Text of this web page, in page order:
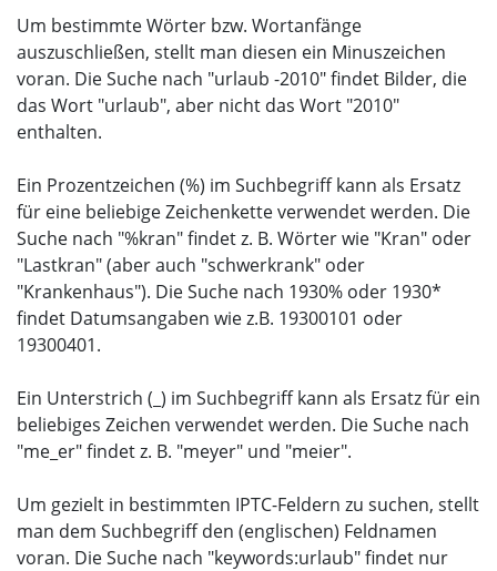
Um bestimmte Wörter bzw. Wortanfänge
auszuschließen, stellt man diesen ein Minuszeichen
voran. Die Suche nach "urlaub -2010" findet Bilder, die
das Wort "urlaub", aber nicht das Wort "2010"
enthalten.
Ein Prozentzeichen (%) im Suchbegriff kann als Ersatz
für eine beliebige Zeichenkette verwendet werden. Die
Suche nach "%kran" findet z. B. Wörter wie "Kran" oder
"Lastkran" (aber auch "schwerkrank" oder
"Krankenhaus"). Die Suche nach 1930% oder 1930*
findet Datumsangaben wie z.B. 19300101 oder
19300401.
Ein Unterstrich (_) im Suchbegriff kann als Ersatz für ein
beliebiges Zeichen verwendet werden. Die Suche nach
"me_er" findet z. B. "meyer" und "meier".
Um gezielt in bestimmten IPTC-Feldern zu suchen, stellt
man dem Suchbegriff den (englischen) Feldnamen
voran. Die Suche nach "keywords:urlaub" findet nur